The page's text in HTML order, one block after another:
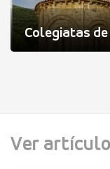
Colegiatas
Ver